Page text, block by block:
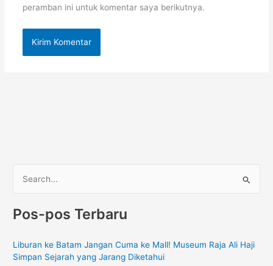
peramban ini untuk komentar saya berikutnya.
r
u
n
Pos-pos Terbaru
Liburan ke Batam Jangan Cuma ke Mall! Museum Raja Ali Haji
Simpan Sejarah yang Jarang Diketahui